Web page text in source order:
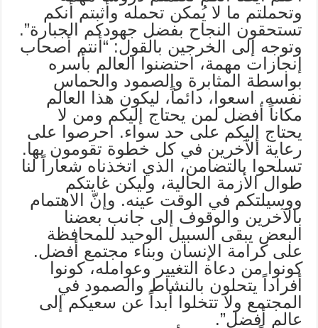
وتحملتم ما لا يُمكن تحمله وأثبتم أنكم
تستحقون النجاح بفضل جهودكم الجبارة”.
وتوجه إلى الخرجين بالقول: “أنتم أصحاب
إنجازات مهمة، احتضنوا العالم بأسره
بواسطة المثابرة والصمود والحماس
نفسه. اسعوا، دائماً، ليكون هذا العالم
مكاناً أفضل لمن يحتاج إليكم ومن لا
يحتاج إليكم على حد سواء. احرصوا على
رعاية الآخرين في كل خطوة تقومون بها.
تسلحوا بالتضامن، الذي اتخذناه شعاراً لنا
طوال الأزمة الحالية، وليكن غايتكم
ووسيلتكم في الوقت عينه. وإنّ الاهتمام
بالآخرين والوقوف إلى جانب بعضنا
البعض يبقى السبيل الوحيد للمحافظة
على كرامة الإنسان وبناء مجتمع أفضل.
كونوا من دعاة التغيير وعوامله، كونوا
أفراداً يتحلون بالنشاط والصمود في
المجتمع ولا تتخلوا أبداً عن سعيكم إلى
عالم أفضل”.